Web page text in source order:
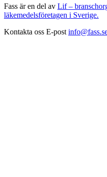
Fass är en del av Lif –
läkemedelsföretagen i Sverige.
Kontakta oss E-post